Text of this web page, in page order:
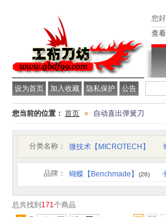
设为首页 加入收藏 隐私保护 公告
您好
查
您当前的位置： 首页 » 自动直出弹簧刀
分类名称： 微技术【MICROTECH】
品牌： 蝴蝶【Benchmade】 (26)
总共找到 171个商品